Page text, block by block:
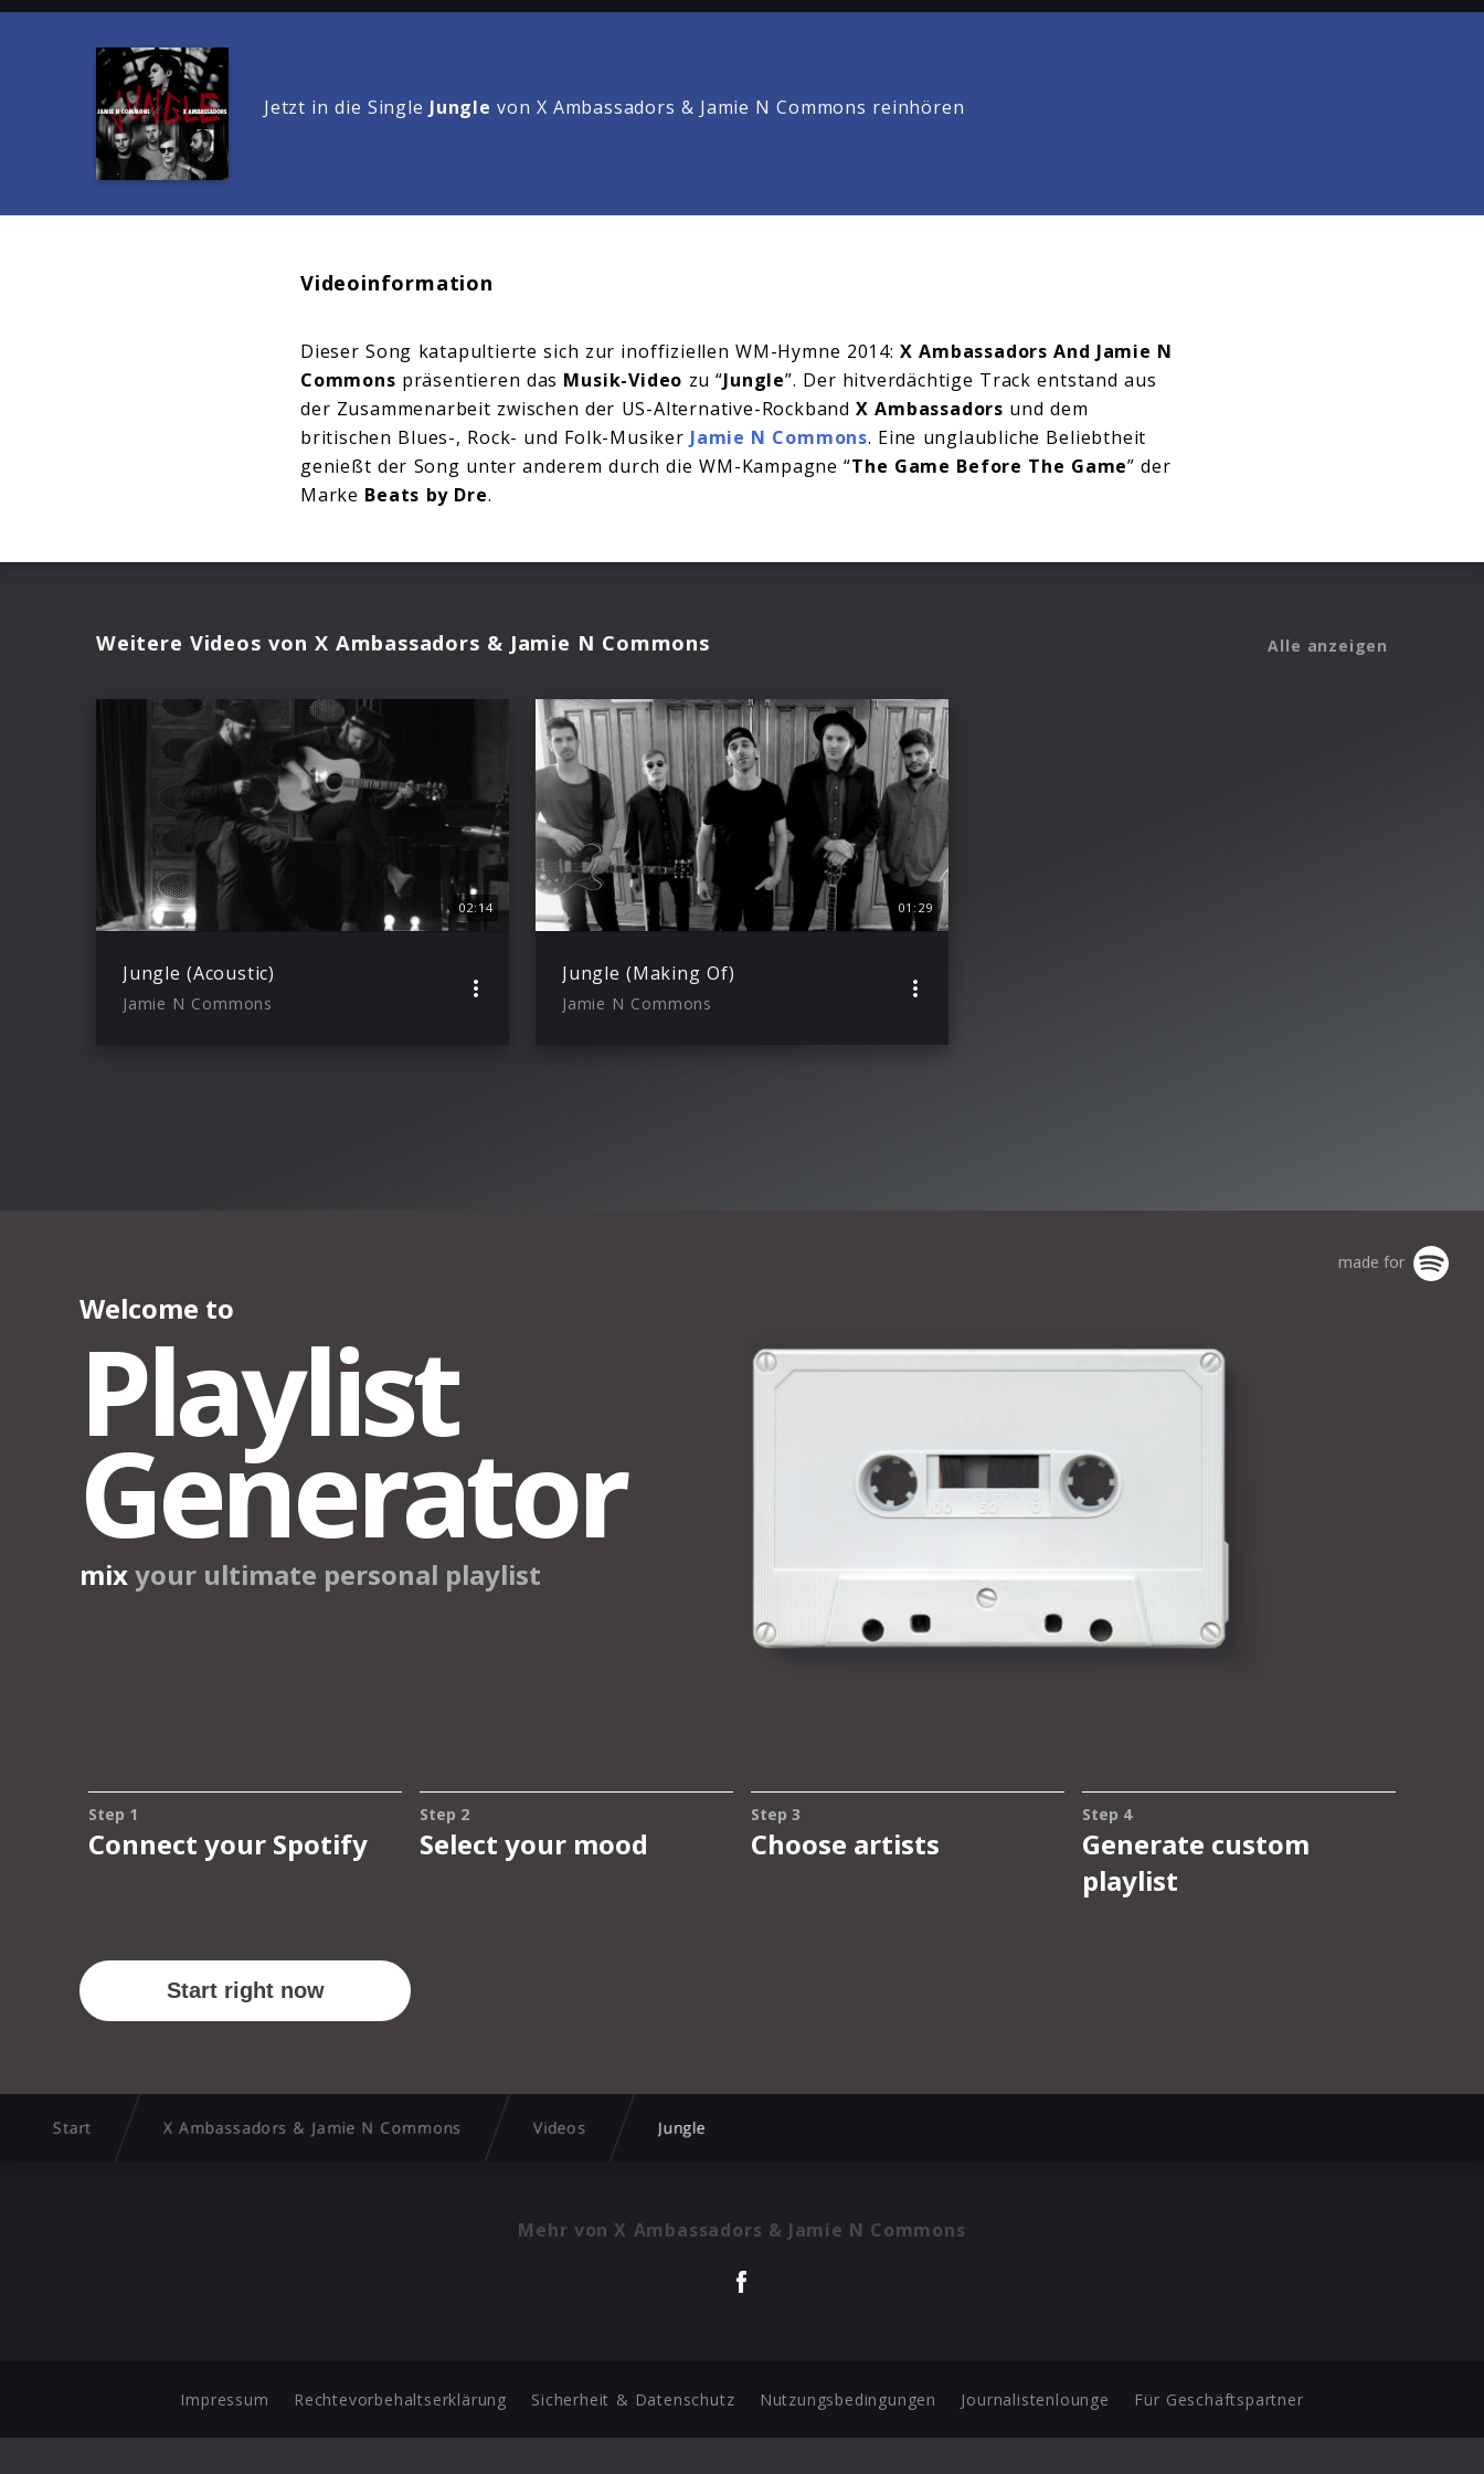
Jetzt in die Single Jungle von X Ambassadors & Jamie N Commons reinhören
Videoinformation
Dieser Song katapultierte sich zur inoffiziellen WM-Hymne 2014:X Ambassadors And Jamie N
Commons präsentieren das Musik-Video zu “Jungle”. Der hitverdächtige Track entstand aus
der Zusammenarbeit zwischen der US-Alternative-RockbandX Ambassadors und dem
britischen Blues-, Rock- und Folk-Musiker Jamie N Commons. Eine unglaubliche Beliebtheit
genießt der Song unter anderem durch die WM-Kampagne “The Game Before The Game” der
Marke Beats by Dre.
Weitere Videos von X Ambassadors & Jamie N Commons Alle anzeigen
02:14
Jungle (Acoustic)
Jamie N Commons
01:29
Jungle (Making Of)
Jamie N Commons
Start X Ambassadors & Jamie N Commons Videos Jungle
Mehr von X Ambassadors & Jamie N Commons
Impressum Rechtevorbehaltserklärung Sicherheit & Datenschutz Nutzungsbedingungen Journalistenlounge Für Geschäftspartner